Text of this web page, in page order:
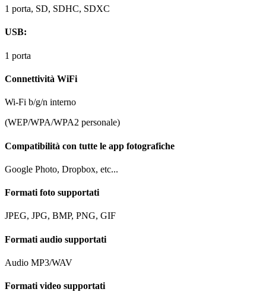
1 porta, SD, SDHC, SDXC
USB:
1 porta
Connettività WiFi
Wi-Fi b/g/n interno
(WEP/WPA/WPA2 personale)
Compatibilità con tutte le app fotografiche
Google Photo, Dropbox, etc...
Formati foto supportati
JPEG, JPG, BMP, PNG, GIF
Formati audio supportati
Audio MP3/WAV
Formati video supportati